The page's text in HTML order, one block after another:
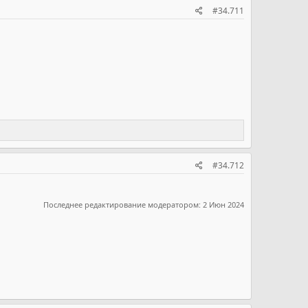
#34.711
#34.712
Последнее редактирование модератором: 2 Июн 2024